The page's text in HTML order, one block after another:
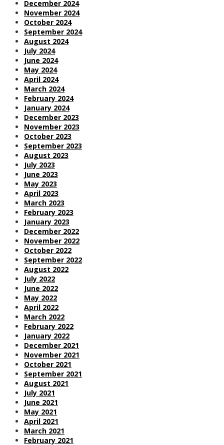
December 2024
November 2024
October 2024
September 2024
August 2024
July 2024
June 2024
May 2024
April 2024
March 2024
February 2024
January 2024
December 2023
November 2023
October 2023
September 2023
August 2023
July 2023
June 2023
May 2023
April 2023
March 2023
February 2023
January 2023
December 2022
November 2022
October 2022
September 2022
August 2022
July 2022
June 2022
May 2022
April 2022
March 2022
February 2022
January 2022
December 2021
November 2021
October 2021
September 2021
August 2021
July 2021
June 2021
May 2021
April 2021
March 2021
February 2021